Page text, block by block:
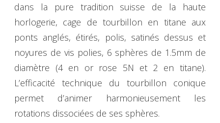
dans la pure tradition suisse de la haute
horlogerie, cage de tourbillon en titane aux
ponts anglés, étirés, polis, satinés dessus et
noyures de vis polies, 6 sphères de 1.5mm de
diamètre (4 en or rose 5N et 2 en titane).
L’efficacité technique du tourbillon conique
permet d’animer harmonieusement les
rotations dissociées de ses sphères.